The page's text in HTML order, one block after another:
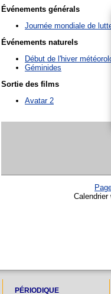
Événements générals
Journée mondiale de
Événements naturels
Début de l'hiver
Géminides
Sortie des films
Avatar 2
Calendrier
PÉRIODIQUE